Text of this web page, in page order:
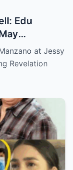
Edu
Stuns
at Jessy
Revelation